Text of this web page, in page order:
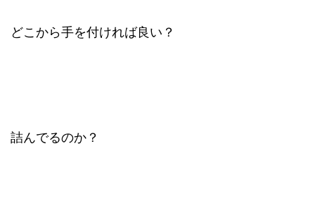
どこから手を付ければ良い？
詰んでるのか？